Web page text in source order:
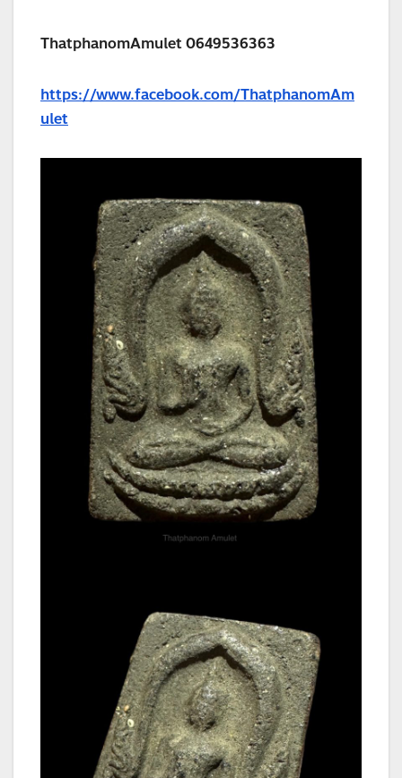
ThatphanomAmulet 0649536363
https://www.facebook.com/ThatphanomAm
ulet